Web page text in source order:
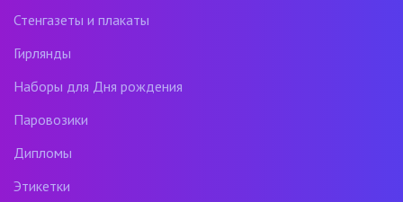
Стенгазеты и плакаты
Гирлянды
Наборы для Дня рождения
Паровозики
Дипломы
Этикетки